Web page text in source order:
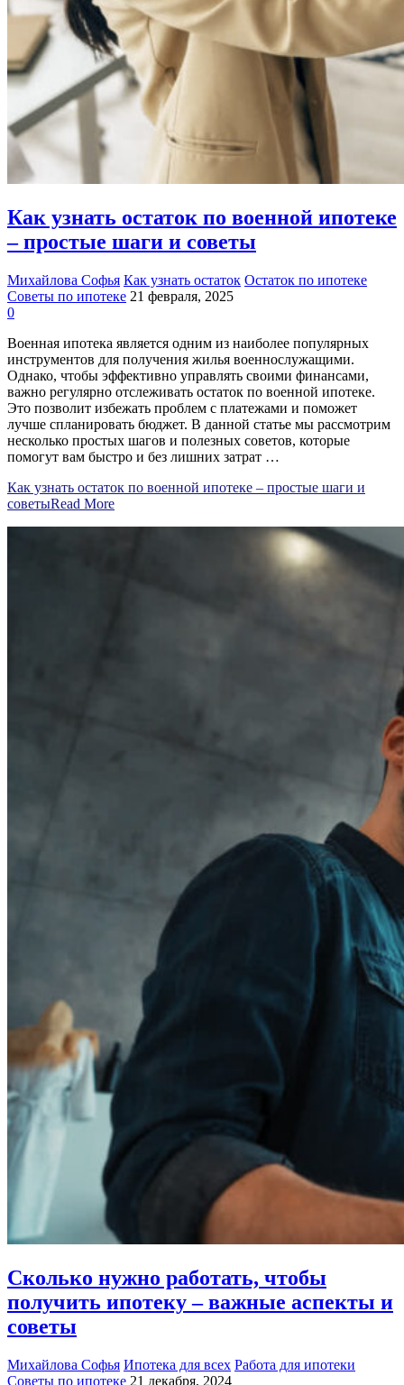
Как узнать остаток по военной ипотеке
– простые шаги и советы
Михайлова Софья Как узнать остаток Остаток по ипотеке
Советы по ипотеке 21 февраля, 2025
0
Военная ипотека является одним из наиболее популярных
инструментов для получения жилья военнослужащими.
Однако, чтобы эффективно управлять своими финансами,
важно регулярно отслеживать остаток по военной ипотеке.
Это позволит избежать проблем с платежами и поможет
лучше спланировать бюджет. В данной статье мы рассмотрим
несколько простых шагов и полезных советов, которые
помогут вам быстро и без лишних затрат …
Как узнать остаток по военной ипотеке – простые шаги и
советыRead More
Сколько нужно работать, чтобы
получить ипотеку – важные аспекты и
советы
Михайлова Софья Ипотека для всех Работа для ипотеки
Советы по ипотеке 21 декабря, 2024